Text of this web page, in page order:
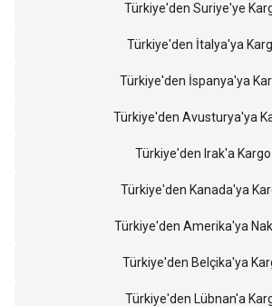
Türkiye'den Suriye'ye
Türkiye'den İtalya'ya
Türkiye'den İspanya'ya
Türkiye'den Avusturya'ya
Türkiye'den Irak'a Kargo
Türkiye'den Kanada'ya
Türkiye'den Amerika'ya
Türkiye'den Belçika'ya
Türkiye'den Lübnan'a